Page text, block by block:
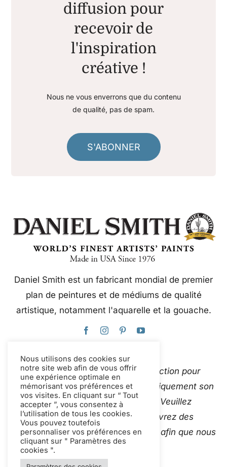
diffusion pour
recevoir de
l'inspiration
créative !
Nous ne vous enverrons que du contenu
de qualité, pas de spam.
S'ABONNER
Daniel Smith est un fabricant mondial de premier
plan de peintures et de médiums de qualité
artistique, notamment l'aquarelle et la gouache.
Ce site web utilise Google Traduction pour
traduire instantanément et automatiquement son
contenu en plusieurs langues. Veuillez
Contactez-noussi vous découvrez des
traductions automatiques inexactes afin que nous
puissions les corriger.
Nous utilisons des cookies sur
notre site web afin de vous offrir
une expérience optimale en
mémorisant vos préférences et
vos visites. En cliquant sur “ Tout
accepter ”, vous consentez à
l’utilisation de tous les cookies.
Vous pouvez toutefois
personnaliser vos préférences en
cliquant sur " Paramètres des
cookies ".